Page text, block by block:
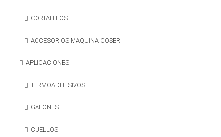
CORTAHILOS
ACCESORIOS MAQUINA COSER
APLICACIONES
TERMOADHESIVOS
GALONES
CUELLOS